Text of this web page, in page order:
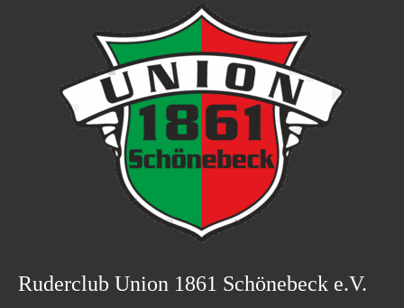
Ruderclub Union 1861 Schönebeck e.V.